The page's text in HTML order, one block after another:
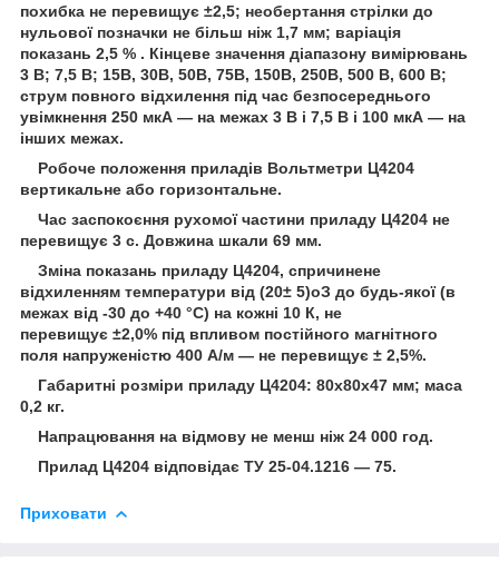
похибка не перевищує ±2,5; необертання стрілки до
нульової позначки не більш ніж 1,7 мм; варіація
показань 2,5 % . Кінцеве значення діапазону вимірювань
3 В; 7,5 В; 15В, 30В, 50В, 75В, 150В, 250В, 500 В, 600 В;
струм повного відхилення під час безпосереднього
увімкнення 250 мкА ― на межах 3 В і 7,5 В і 100 мкА — на
інших межах.
Робоче положення приладів Вольтметри Ц4204
вертикальне або горизонтальне.
Час заспокоєння рухомої частини приладу Ц4204 не
перевищує 3 с. Довжина шкали 69 мм.
Зміна показань приладу Ц4204, спричинене
відхиленням температури від (20± 5)оЗ до будь-якої (в
межах від -30 до +40 °C) на кожні 10 К, не
перевищує ±2,0% під впливом постійного магнітного
поля напруженістю 400 А/м — не перевищує ± 2,5%.
Габаритні розміри приладу Ц4204: 80x80x47 мм; маса
0,2 кг.
Напрацювання на відмову не менш ніж 24 000 год.
Прилад Ц4204 відповідає ТУ 25-04.1216 — 75.
Приховати